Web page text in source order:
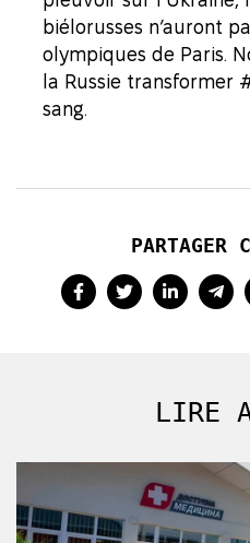
biélorusses n’auront
olympiques de Paris.
la Russie transformer
sang.
PARTAGER
LIRE